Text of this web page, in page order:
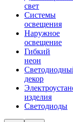
свет
Системы
освещения
Наружное
освещение
Гибкий
неон
декор
изделия
Светодиоды